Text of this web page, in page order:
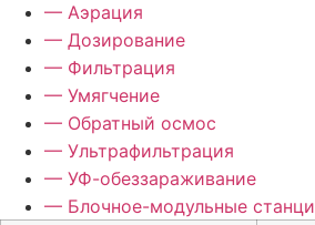
— Аэрация
— Дозирование
— Фильтрация
— Умягчение
— Обратный осмос
— Ультрафильтрация
— УФ-обеззараживание
— Блочное-модульные